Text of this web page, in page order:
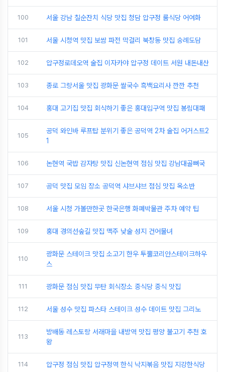
100 서울 강남 칠순잔치 식당 맛집 청담 압구정 룸식당 어여화
101 서울 시청역 맛집 보쌈 파전 막걸리 북창동 맛집 숭례도담
102 압구정로데오역 술집 이자카야 압구정 데이트 서원 내돈내산
103 종로 그랑서울 맛집 광화문 쌀국수 흑백요리사 깐깐 추천
104 홍대 고기집 맛집 회식하기 좋은 홍대입구역 맛집 봉림대패
105
공덕 와인바 루프탑 분위기 좋은 공덕역 2차 술집 어거스트2
1
106 논현역 국밥 감자탕 맛집 신논현역 점심 맛집 강남대골뼈국
107 공덕 맛집 모임 장소 공덕역 샤브샤브 점심 맛집 옥소반
108 서울 시청 가볼만한곳 한국은행 화폐박물관 주차 예약 팁
109 홍대 경의선숲길 맛집 맥주 낮술 성지 건어물녀
110
광화문 스테이크 맛집 소고기 한우 투뿔코리안스테이크하우
스
111 광화문 점심 맛집 무탄 회식장소 중식당 중식 맛집
112 서울 성수 맛집 파스타 스테이크 성수 데이트 맛집 그리노
113
방배동 레스토랑 서래마을 내방역 맛집 평양 불고기 추천 호
왕
114 압구정 점심 맛집 압구정역 한식 낙지볶음 맛집 지강한식당